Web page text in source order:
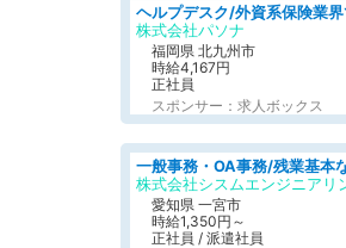
株式会社パソナ
福岡県 北九州市
時給4,167円
正社員
スポンサー：求人ボックス
株式会社シスムエンジニアリ
愛知県 一宮市
時給1,350円～
正社員 / 派遣社員